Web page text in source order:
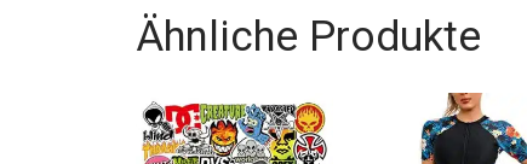
Ähnliche Produkte